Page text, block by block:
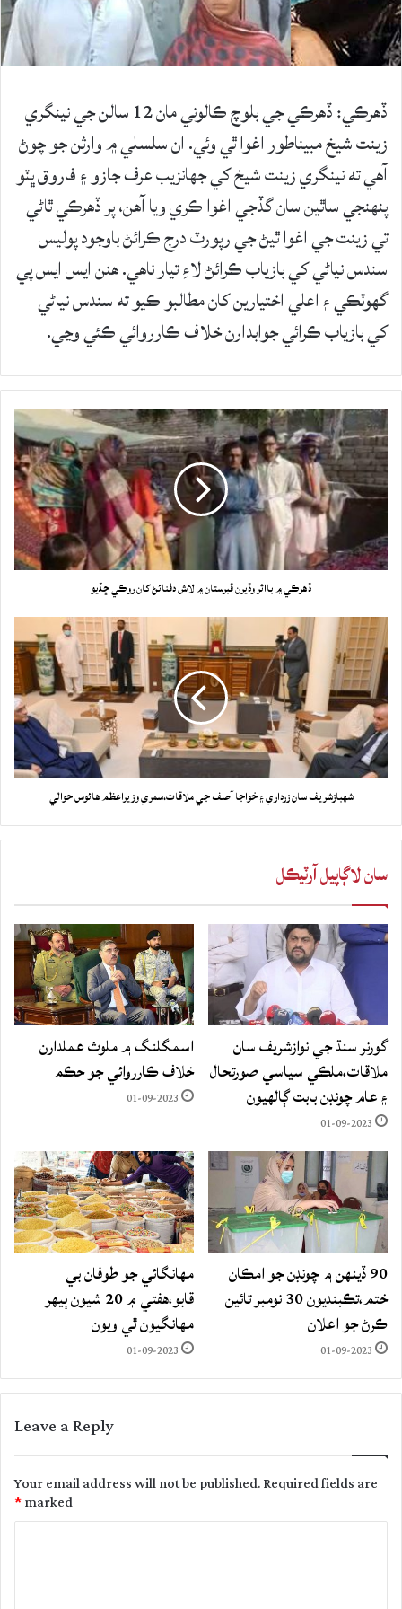
ڏهرڪي: ڏھرڪي جي بلوچ ڪالوني مان 12 سالن جي نينگري
زينت شيخ مبيناطور اغوا ٿي وئي. ان سلسلي ۾ وارثن جو چوڻ
آهي ته نينگري زينت شيخ کي جھانزيب عرف جازو ۽ فاروق ڀٽو
پنهنجي ساٿين سان گڏجي اغوا ڪري ويا آهن، پر ڏهرڪي ٿاڻي
تي زينت جي اغوا ٿيڻ جي رپورٽ درج ڪرائڻ باوجود پوليس
سندس نياڻي کي بازياب ڪرائڻ لاءِ تيار ناهي. هنن ايس ايس پي
گهوٽڪي ۽ اعليٰ اختيارين کان مطالبو ڪيو ته سندس نياڻي
کي بازياب ڪرائي جوابدارن خلاف ڪارروائي ڪئي وڃي.
ڏهرڪي ۾ بااثر وڏيرن قبرستان ۾ لاش دفنائڻ کان روڪي ڇڏيو
شهبازشريف سان زرداري ۽ خواجا آصف جي ملاقات،سمري وزيراعظم هائوس حوالي
سان لاڳاپيل آرٽيڪل
گورنر سنڌ جي نوازشريف سان
ملاقات،ملڪي سياسي صورتحال
۽ عام چونڊن بابت ڳالهيون
01-09-2023
اسمگلنگ ۾ ملوث عملدارن
خلاف ڪارروائي جو حڪم
01-09-2023
90 ڏينهن ۾ چونڊن جو امڪان
ختم،تڪبنديون 30 نومبر تائين
ڪرڻ جو اعلان
01-09-2023
مهانگائي جو طوفان بي
قابو،هفتي ۾ 20 شيون ٻيهر
مهانگيون ٿي ويون
01-09-2023
Leave a Reply
Your email address will not be published.Required fields are
marked
*